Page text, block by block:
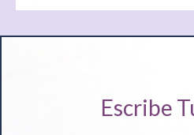
Escribe